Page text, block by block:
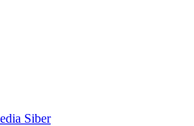
Siber